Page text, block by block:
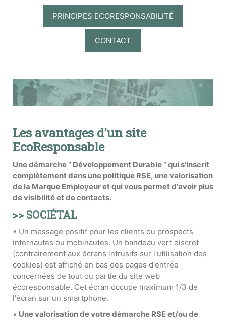
PRINCIPES ECORESPONSABILITÉ
CONTACT
Les avantages d'un site
EcoResponsable
Une démarche “ Développement Durable ” qui s'inscrit
complètement dans une politique RSE, une valorisation
de la Marque Employeur et qui vous permet d'avoir plus
de visibilité et de contacts.
>> SOCIÉTAL
• Un message positif pour les clients ou prospects
internautes ou mobinautes. Un bandeau vert discret
(contrairement aux écrans intrusifs sur l'utilisation des
cookies) est affiché en bas des pages d'entrée
concernées de tout ou partie du site web
écoresponsable. Cet écran occupe maximum 1/3 de
l'écran sur un smartphone.
• Une valorisation de votre démarche RSE et/ou de